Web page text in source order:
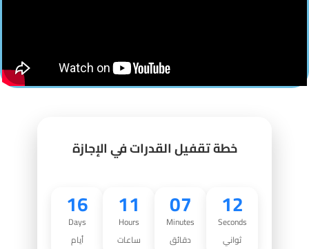
خطة تقفيل القدرات في الإجازة
16
Days
أيام
11
Hours
ساعات
07
Minutes
دقائق
10
Seconds
ثواني